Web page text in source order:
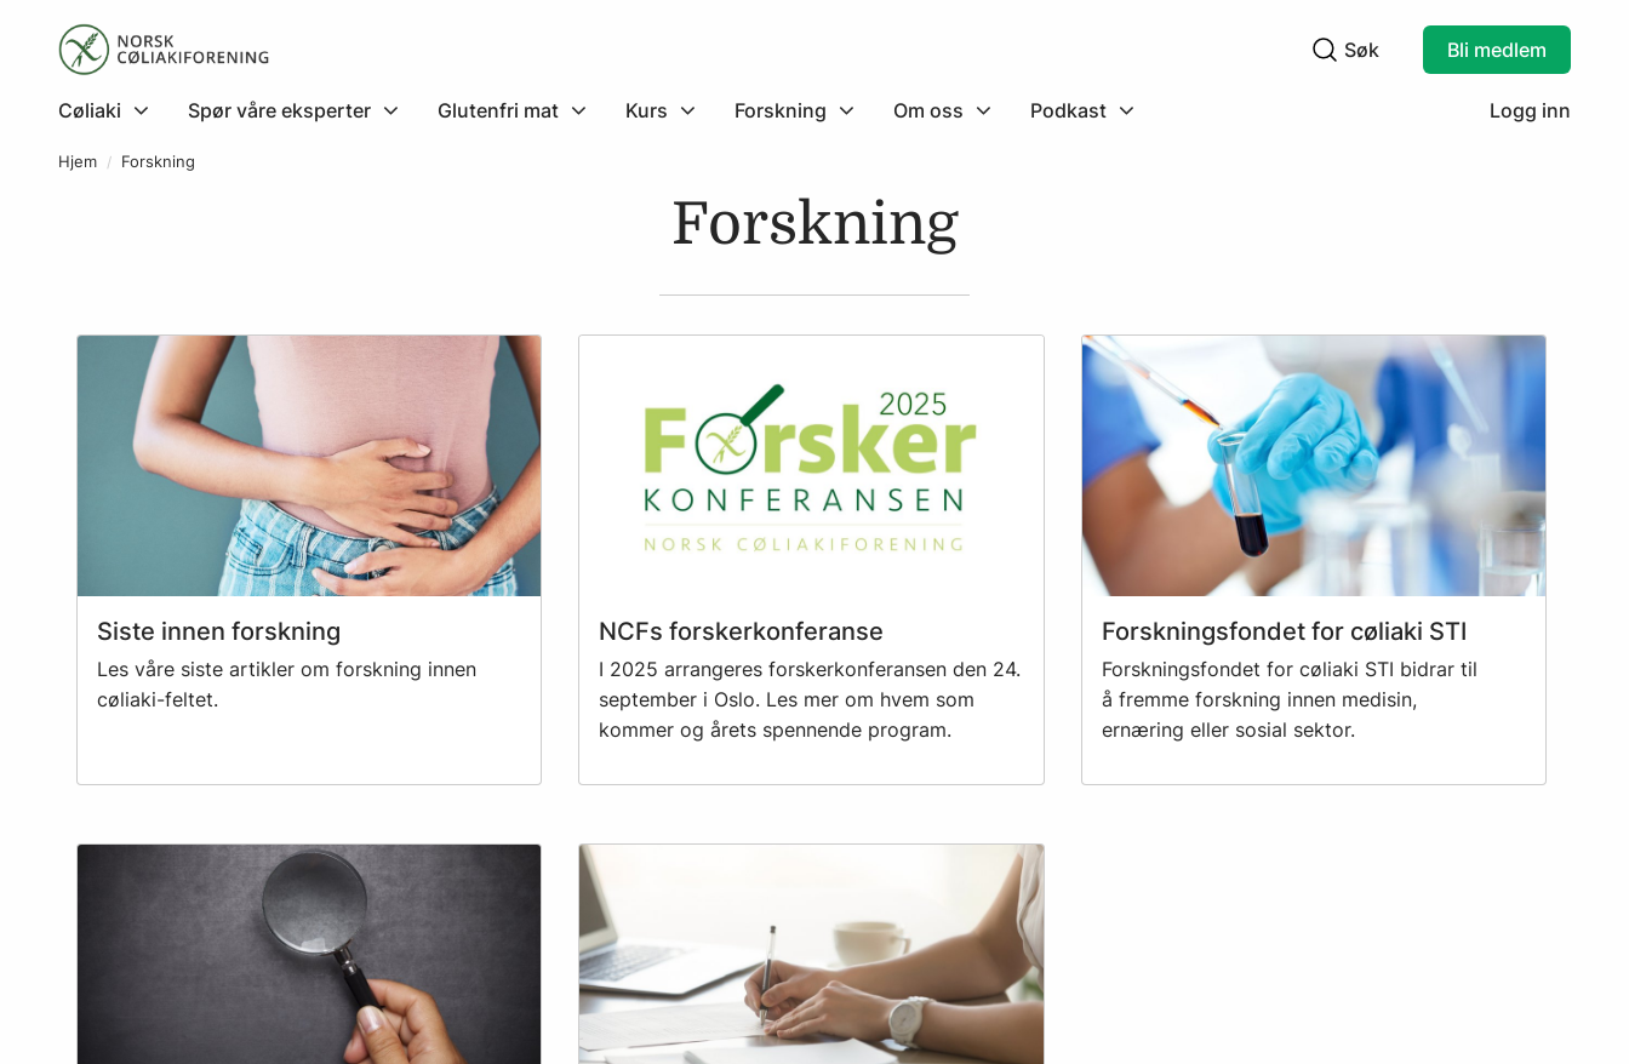
Cøliaki Spør våre eksperter Glutenfri mat Kurs Forskning Om oss Podkast
Søkefelt
Søk Bli medlem
Logg inn
Hjem Forskning
Forskning
Siste innen forskning
Les våre siste artikler om forskning innen
cøliaki-feltet.
NCFs forskerkonferanse
I 2025 arrangeres forskerkonferansen den 24.
september i Oslo. Les mer om hvem som
kommer og årets spennende program.
Forskningsfondet for cøliaki STI
Forskningsfondet for cøliaki STI bidrar til
å fremme forskning innen medisin,
ernæring eller sosial sektor.